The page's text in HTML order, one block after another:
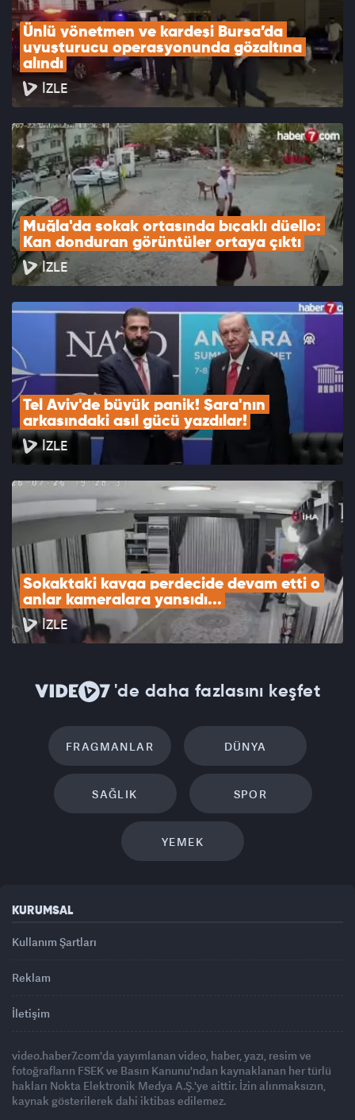
Ünlü yönetmen ve kardeşi Bursa’da
uyuşturucu operasyonunda gözaltına
alındı
İZLE
Muğla'da sokak ortasında bıçaklı düello:
Kan donduran görüntüler ortaya çıktı
İZLE
Tel Aviv'de büyük panik! Şara'nın
arkasındaki asıl gücü yazdılar!
İZLE
Sokaktaki kavga perdecide devam etti o
anlar kameralara yansıdı...
İZLE
'de daha fazlasını keşfet
FRAGMANLAR DÜNYA
SAĞLIK SPOR
YEMEK
KURUMSAL
Kullanım Şartları
Reklam
İletişim
video.haber7.com'da yayımlanan video, haber, yazı, resim ve
fotoğrafların FSEK ve Basın Kanunu'ndan kaynaklanan her türlü
hakları Nokta Elektronik Medya A.Ş.'ye aittir. İzin alınmaksızın,
kaynak gösterilerek dahi iktibas edilemez.